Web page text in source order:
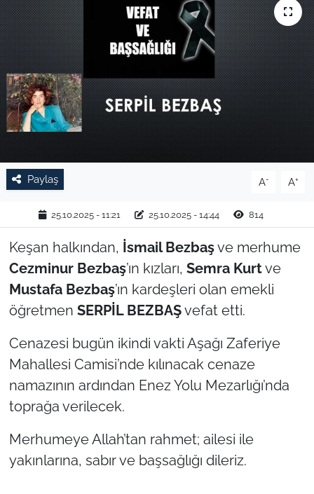
Paylaş A- A+
25.10.2025 - 11:21 25.10.2025 - 14:44 814
Keşan halkından, İsmail Bezbaşve merhume
Cezminur Bezbaş’ın kızları, Semra Kurtve
Mustafa Bezbaş’ın kardeşleri olan emekli
öğretmen SERPİL BEZBAŞvefat etti.
Cenazesi bugün ikindi vakti Aşağı Zaferiye
Mahallesi Camisi’nde kılınacak cenaze
namazının ardından Enez Yolu Mezarlığı’nda
toprağa verilecek.
Merhumeye Allah’tan rahmet; ailesi ile
yakınlarına, sabır ve başsağlığı dileriz.
SAĞLIK
EĞİTİM
TARIM VE HAYVANCILIK
KÜLTÜR SANAT
RESMİ İLAN
EDİRNE
TEKİRDAĞ
KIRKLARELİ
TÜRKİYE
Bölge